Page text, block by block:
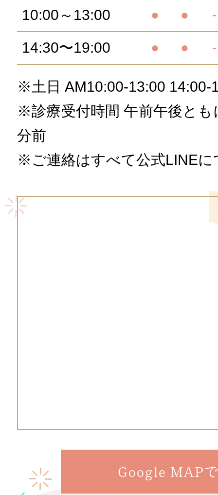
10:00～13:00 ● ● -
14:30〜19:00 ● ● -
※土日 AM10:00-13:00 14:00-
※診療受付時間 午前午後とも
分前
※ご連絡はすべて公式LINEに
Google MAP